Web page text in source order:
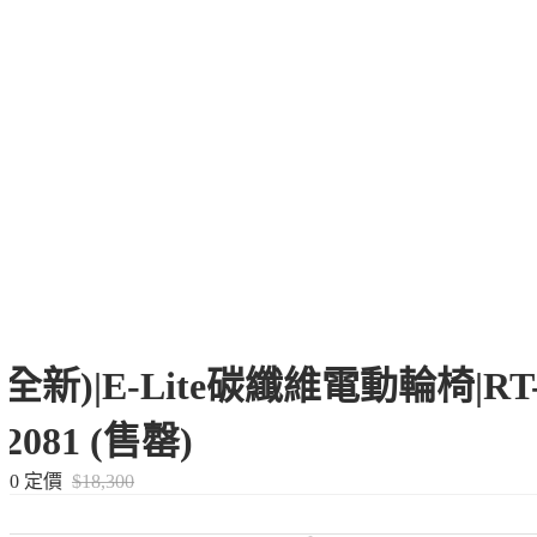
全新)|E-Lite碳纖維電動輪椅
2081 (售罄)
定價 $18,300